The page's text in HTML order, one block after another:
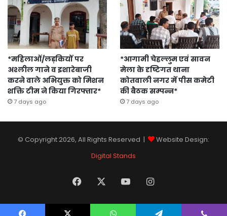
*महिलाओं/लड़कियों पर
अश्लील गाने व इशारेबाजी
करने वाले अभियुक्त को मिशन
शक्ति टीम ने किया गिरफ्तार*
7 days ago
*आगामी चेहल्लुम एवं सावन
मेला के दृष्टिगत थाना
कोतवाली नगर में पीस कमेटी
की बैठक सम्पन्न*
7 days ago
© Copyright 2026, All Rights Reserved |
Website Design:
Digital Stands
Facebook YouTubeInstagram